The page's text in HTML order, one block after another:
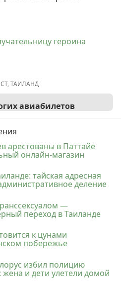
героина
,ТАИЛАНД
авиабилетов
арестованы в Паттайе
онлайн-магазин
тайская адресная
деление
—
переход в Таиланде
к цунами
побережье
избил полицию
жена и дети улетели домой